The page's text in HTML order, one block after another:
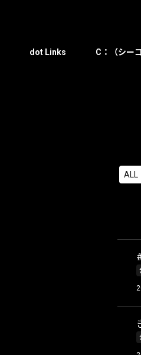
dot Links C：（シー
ALL